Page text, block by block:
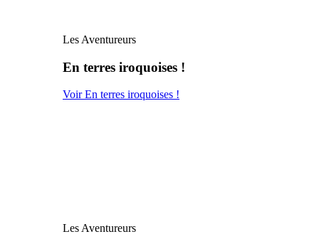
Les Aventureurs
En terres iroquoises !
Voir En terres iroquoises !
Les Aventureurs